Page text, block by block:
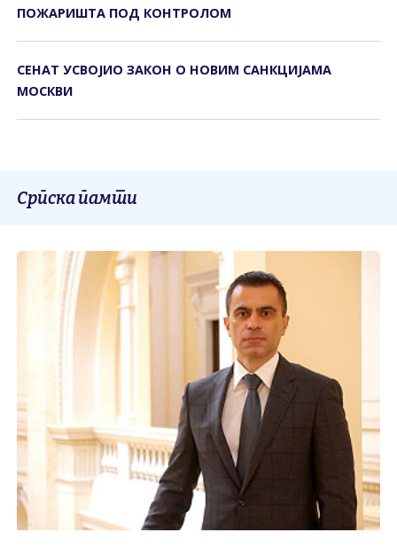
ПОЖАРИШТА ПОД КОНTРОЛОМ
СЕНАТ УСВОЈИО ЗАКОН О НОВИМ САНКЦИЈАМА
МОСКВИ
Српска памти